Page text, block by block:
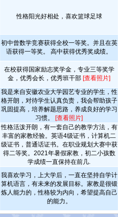
性格阳光好相处，喜欢篮球足球
初中曾数学竞赛获得全校一等奖。并且在英
语获得一等奖。 高中获得优秀奖成绩。
在校获得国家励志奖学金，专业三等奖学
金，优秀会长，优秀班干部 [查看照片]
我是来自安徽农业大学园艺专业的学生，性
格开朗，对待学生认真负责，我会帮助孩子
巩固提高，培养解题思路，养成良好的学习
习惯。 [查看照片]
性格活泼开朗，有一套自己的教学方法，有
丰富的家教经验。英语4级证书，计算机二
级证书，普通话证书。在职业规划大赛中获
得二等奖。2021年暑假家教，初二小孩数
学成绩一直保持在前几.
我喜欢学习，上大学后，一直在坚持自学计
算机语言，有未来的发展目标。家教是很锻
炼人能力的，性格较为内向，希望提高自己
的能力。